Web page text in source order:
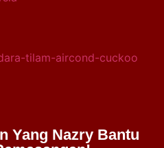
Yang Nazry Bantu